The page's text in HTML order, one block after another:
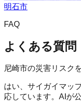
明石市
FAQ
よくある質問
尼崎市の災害リスク
はい、サイガイマッ
応しています。AIが